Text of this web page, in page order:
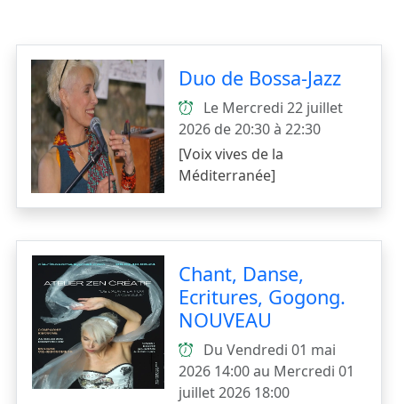
Duo de Bossa-Jazz
Le Mercredi 22 juillet
2026 de 20:30 à 22:30
[Voix vives de la
Méditerranée]
Chant, Danse,
Ecritures, Gogong.
NOUVEAU
Du Vendredi 01 mai
2026 14:00 au Mercredi 01
juillet 2026 18:00